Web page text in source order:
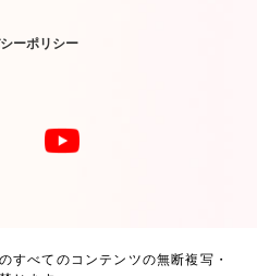
ーポリシー
すべてのコンテンツの無断複写・